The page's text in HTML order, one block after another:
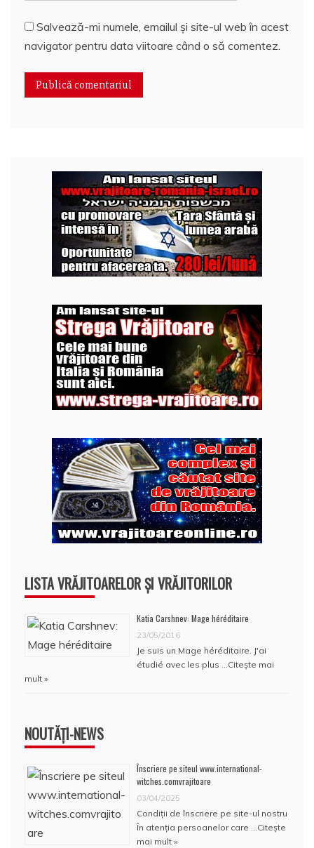
Salvează-mi numele, emailul și site-ul web în acest
navigator pentru data viitoare când o să comentez.
LISTA VRĂJITOARELOR ȘI VRĂJITORILOR
Katia Carshnev: Mage héréditaire
23/05/2016
Je suis un Mage héréditaire. J'ai
étudié avec les plus …Citește mai
mult »
NOUTĂȚI-NEWS
Înscriere pe siteul www.international-
witches.comvrajitoare
03/04/2025
Condiţii de înscriere pe site-ul nostru
În atenţia persoanelor care …Citește
mai mult »